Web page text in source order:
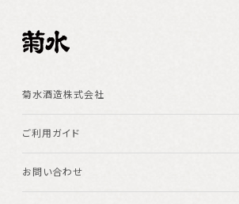
菊水酒造株式会社
ご利用ガイド
お問い合わせ